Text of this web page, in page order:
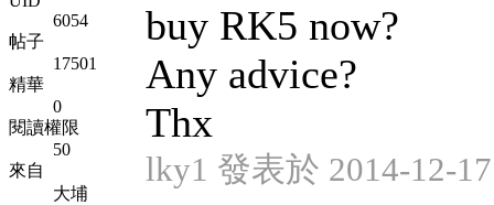
6054
帖子
17501
精華
0
閱讀權限
50
來自
大埔
buy RK5 now?
Any advice?
Thx
lky1 發表於 2014-12-